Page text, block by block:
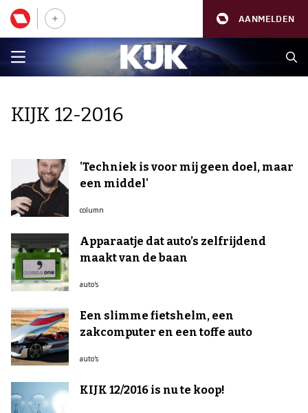
AANMELDEN
KIJK 12-2016
'Techniek is voor mij geen doel, maar
een middel'
column
Apparaatje dat auto’s zelfrijdend
maakt van de baan
auto's
Een slimme fietshelm, een
zakcomputer en een toffe auto
auto's
KIJK 12/2016 is nu te koop!